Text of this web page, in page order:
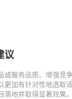
议
或服务品质、增强竞
更加有针对性地选取
落地并取得显著效果